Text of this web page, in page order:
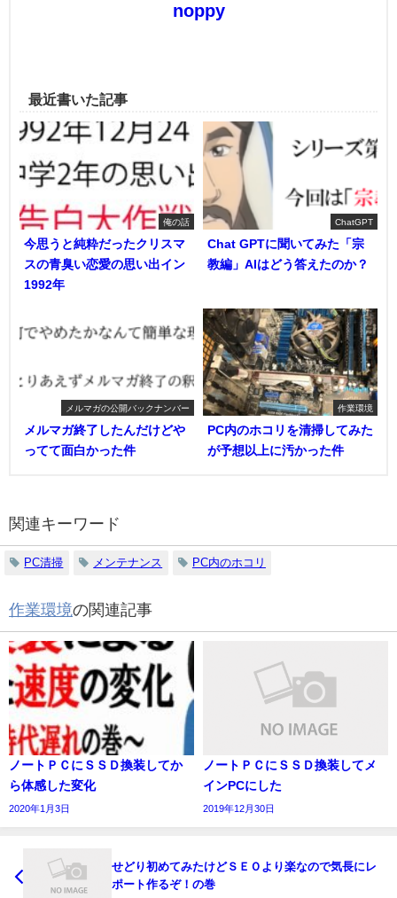
noppy
最近書いた記事
俺の話
今思うと純粋だったクリスマ
スの青臭い恋愛の思い出イン
1992年
ChatGPT
Chat GPTに聞いてみた「宗
教編」AIはどう答えたのか？
メルマガの公開バックナンバー
メルマガ終了したんだけどや
ってて面白かった件
作業環境
PC内のホコリを清掃してみた
が予想以上に汚かった件
関連キーワード
PC清掃 メンテナンス PC内のホコリ
作業環境の関連記事
ノートＰＣにＳＳＤ換装してか
ら体感した変化
2020年1月3日
ノートＰＣにＳＳＤ換装してメ
インPCにした
2019年12月30日
せどり初めてみたけどＳＥＯより楽なので気長にレ
ポート作るぞ！の巻